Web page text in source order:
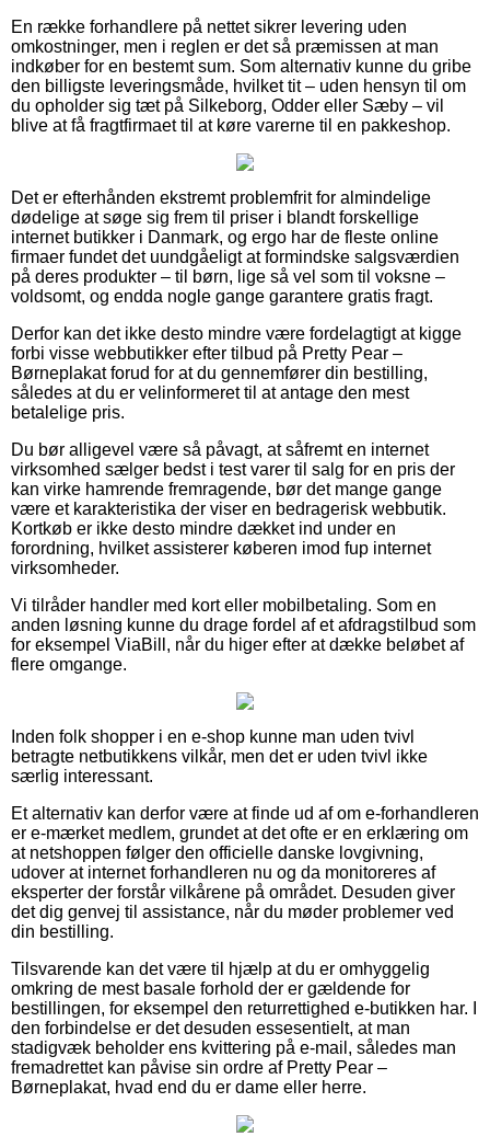
En række forhandlere på nettet sikrer levering uden
omkostninger, men i reglen er det så præmissen at man
indkøber for en bestemt sum. Som alternativ kunne du gribe
den billigste leveringsmåde, hvilket tit – uden hensyn til om
du opholder sig tæt på Silkeborg, Odder eller Sæby – vil
blive at få fragtfirmaet til at køre varerne til en pakkeshop.
Det er efterhånden ekstremt problemfrit for almindelige
dødelige at søge sig frem til priser i blandt forskellige
internet butikker i Danmark, og ergo har de fleste online
firmaer fundet det uundgåeligt at formindske salgsværdien
på deres produkter – til børn, lige så vel som til voksne –
voldsomt, og endda nogle gange garantere gratis fragt.
Derfor kan det ikke desto mindre være fordelagtigt at kigge
forbi visse webbutikker efter tilbud på Pretty Pear –
Børneplakat forud for at du gennemfører din bestilling,
således at du er velinformeret til at antage den mest
betalelige pris.
Du bør alligevel være så påvagt, at såfremt en internet
virksomhed sælger bedst i test varer til salg for en pris der
kan virke hamrende fremragende, bør det mange gange
være et karakteristika der viser en bedragerisk webbutik.
Kortkøb er ikke desto mindre dækket ind under en
forordning, hvilket assisterer køberen imod fup internet
virksomheder.
Vi tilråder handler med kort eller mobilbetaling. Som en
anden løsning kunne du drage fordel af et afdragstilbud som
for eksempel ViaBill, når du higer efter at dække beløbet af
flere omgange.
Inden folk shopper i en e-shop kunne man uden tvivl
betragte netbutikkens vilkår, men det er uden tvivl ikke
særlig interessant.
Et alternativ kan derfor være at finde ud af om e-forhandleren
er e-mærket medlem, grundet at det ofte er en erklæring om
at netshoppen følger den officielle danske lovgivning,
udover at internet forhandleren nu og da monitoreres af
eksperter der forstår vilkårene på området. Desuden giver
det dig genvej til assistance, når du møder problemer ved
din bestilling.
Tilsvarende kan det være til hjælp at du er omhyggelig
omkring de mest basale forhold der er gældende for
bestillingen, for eksempel den returrettighed e-butikken har. I
den forbindelse er det desuden essesentielt, at man
stadigvæk beholder ens kvittering på e-mail, således man
fremadrettet kan påvise sin ordre af Pretty Pear –
Børneplakat, hvad end du er dame eller herre.